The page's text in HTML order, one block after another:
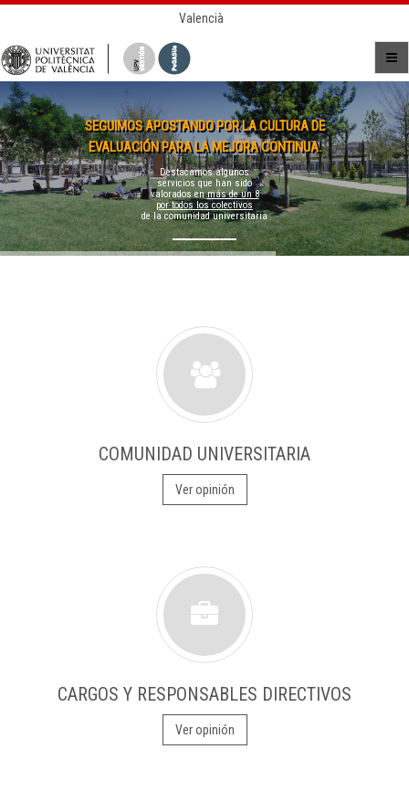
Valencià
SEGUIMOS APOSTANDO POR LA CULTURA DE
EVALUACIÓN PARA LA MEJORA CONTINUA.
Destacamos algunos
servicios que han sido
valorados enmás de un 8
por todos los colectivos
de la comunidad universitaria
COMUNIDAD UNIVERSITARIA
Ver opinión
CARGOS Y RESPONSABLES DIRECTIVOS
Ver opinión